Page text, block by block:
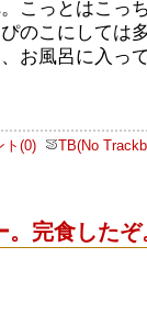
こっとはこっ
のこにしては
お風呂に入っ
ト(0) TB(No
。完食したぞ